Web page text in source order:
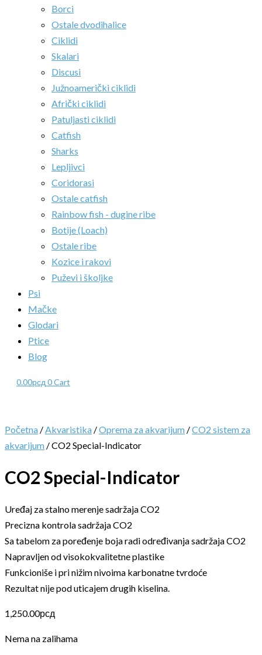
Borci
Ostale dvodihalice
Ciklidi
Skalari
Discusi
Južnoamerički ciklidi
Afrički ciklidi
Patuljasti ciklidi
Catfish
Sharks
Lepljivci
Coridorasi
Ostale catfish
Rainbow fish - dugine ribe
Botije (Loach)
Ostale ribe
Kozice i rakovi
Puževi i školjke
Psi
Mačke
Glodari
Ptice
Blog
0.00рсд 0Cart
Početna /Akvaristika /Oprema za akvarijum /CO2 sistem za
akvarijum / CO2 Special-Indicator
CO2 Special-Indicator
Uređaj za stalno merenje sadržaja CO2
Precizna kontrola sadržaja CO2
Sa tabelom za poređenje boja radi određivanja sadržaja CO2
Napravljen od visokokvalitetne plastike
Funkcioniše i pri nižim nivoima karbonatne tvrdoće
Rezultat nije pod uticajem drugih kiselina.
1,250.00рсд
Nema na zalihama